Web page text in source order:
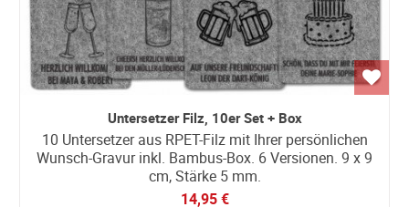
Untersetzer Filz, 10er Set + Box
10 Untersetzer aus RPET-Filz mit Ihrer persönlichen
Wunsch-Gravur inkl. Bambus-Box. 6 Versionen. 9 x 9
cm, Stärke 5 mm.
14,95 €